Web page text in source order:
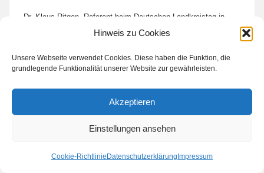
Hinweis zu Cookies
Unsere Webseite verwendet Cookies. Diese haben die Funktion, die
grundlegende Funktionalität unserer Website zur gewährleisten.
Akzeptieren
Einstellungen ansehen
Cookie-Richtlinie Datenschutzerklärung Impressum
Dr. Klaus Ritgen, Referent beim Deutschen Landkreistag in
Berlin, fasst diese Entwicklung wie folgt zusammen: „Die
ländlichen Raum nicht wegzudenken, stehen insoweit fraglos
aber auch in einer besonderen Verantwortung – eine
Migrantische Selbstorganisationen als
Beratungsangebot bzgl. von